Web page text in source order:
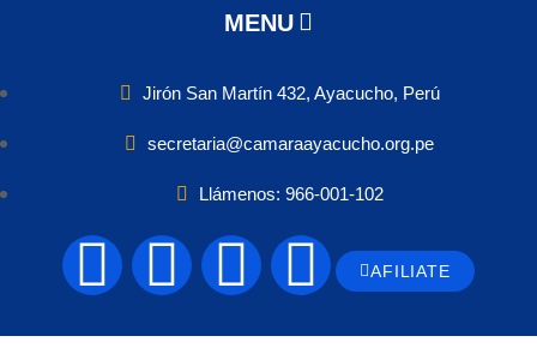
MENU
Jirón San Martín 432, Ayacucho, Perú
secretaria@camaraayacucho.org.pe
Llámenos: 966-001-102
AFILIATE